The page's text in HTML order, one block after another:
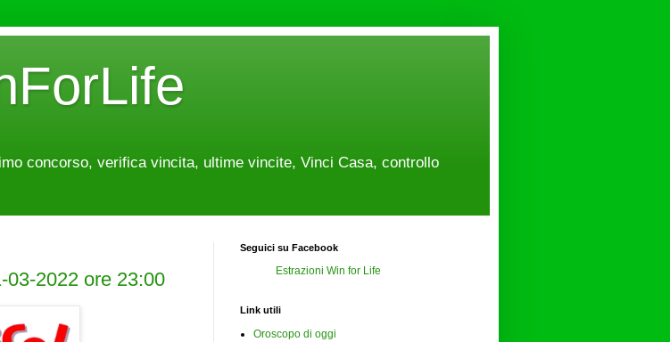
concorso, verifica vincita, ultime vincite, Vinci Casa, controllo
03-2022 ore 23:00
Seguici su Facebook
Estrazioni Win for Life
Link utili
Oroscopo di oggi